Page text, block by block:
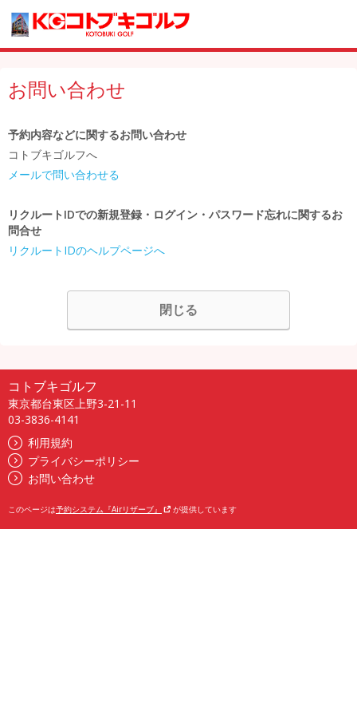
お問い合わせ
予約内容などに関するお問い合わせ
コトブキゴルフへ
メールで問い合わせる
リクルートIDでの新規登録・ログイン・パスワード忘れに関するお
問合せ
リクルートIDのヘルプページへ
閉じる
コトブキゴルフ
東京都台東区上野3-21-11
03-3836-4141
利用規約
プライバシーポリシー
お問い合わせ
このページは予約システム『Airリザーブ』 が提供しています